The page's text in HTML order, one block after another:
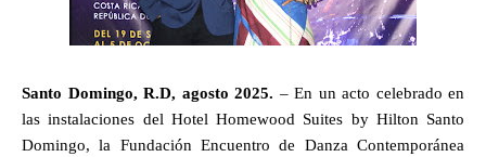
Santo Domingo, R.D, agosto 2025. – En un acto celebrado en
las instalaciones del Hotel Homewood Suites by Hilton Santo
Domingo, la Fundación Encuentro de Danza Contemporánea